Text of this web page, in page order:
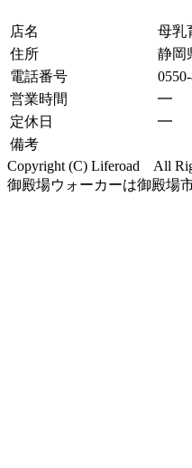
店名
母乳
住所
静岡
電話番号
営業時間
━
定休日
━
備考
Copyright (C) Liferoad All
御殿場ウォーカーは御殿場